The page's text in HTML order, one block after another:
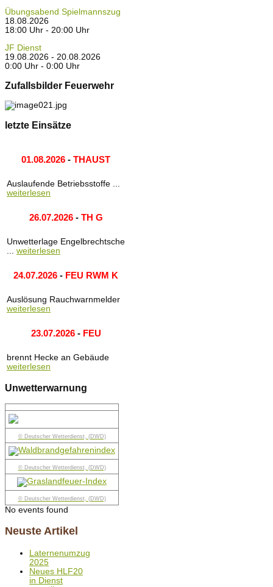
Übungsabend Spielmannszug
18.08.2026
18:00 Uhr - 20:00 Uhr
JF Dienst
19.08.2026 - 20.08.2026
0:00 Uhr - 0:00 Uhr
Zufallsbilder Feuerwehr
letzte Einsätze
01.08.2026 - THAUST
Auslaufende Betriebsstoffe ...
weiterlesen
26.07.2026- TH G
Unwetterlage Engelbrechtsche
... weiterlesen
24.07.2026 - FEU RWM K
Auslösung Rauchwarnmelder
weiterlesen
23.07.2026- FEU
brennt Hecke an Gebäude
weiterlesen
Unwetterwarnung
© Deutscher Wetterdienst, (DWD)
© Deutscher Wetterdienst, (DWD)
© Deutscher Wetterdienst, (DWD)
No events found
Neuste Artikel
Laternenumzug
2025
Neues HLF20
in Dienst